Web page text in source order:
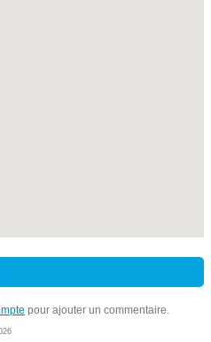
pour ajouter un commentaire.